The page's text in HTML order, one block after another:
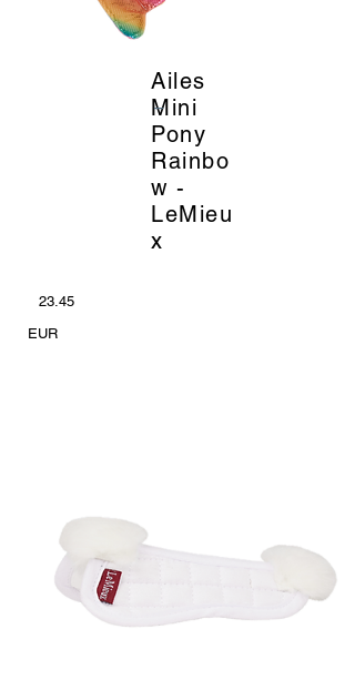
Ailes
Mini
Pony
Rainbo
w -
LeMieu
x
_
23.45
EUR